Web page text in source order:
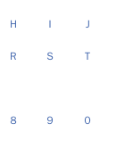
Ｈ Ｉ Ｊ
Ｒ Ｓ Ｔ
８ ９ ０